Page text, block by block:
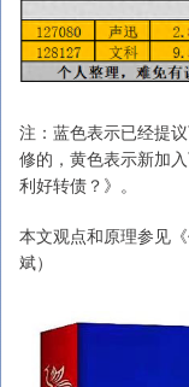
注：蓝色表示已经提
修的，黄色表示新加
利好转债？》。
本文观点和原理参见
斌）